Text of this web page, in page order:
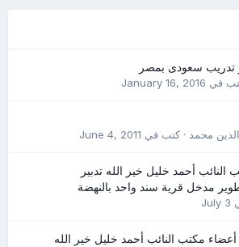
سعودى بمصر
في January 16, 2016
محمد· كتب في June 4, 2011
أحمد خليل خير الله تدبير
مدخل قرية سند واحد بالنهضة
July 3
مكتب النائب أحمد خليل خير الله